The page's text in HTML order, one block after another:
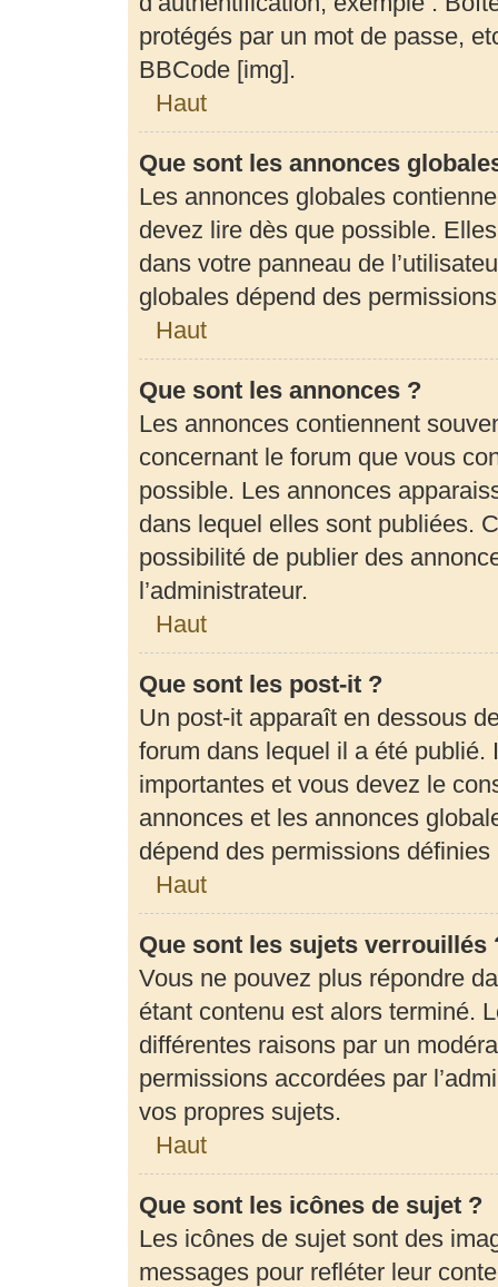
protégés par un mot de passe,
BBCode [img].
Haut
Que sont les annonces
Les annonces globales
devez lire dès que possible.
dans votre panneau de
globales dépend des
Haut
Que sont les annonces ?
Les annonces contiennent
concernant le forum que vous
possible. Les annonces
dans lequel elles sont publiées.
possibilité de publier des
l’administrateur.
Haut
Que sont les post-it ?
Un post-it apparaît en dessous
forum dans lequel il a été
importantes et vous devez le
annonces et les annonces
dépend des permissions définies
Haut
Que sont les sujets verrouillés
Vous ne pouvez plus répondre
étant contenu est alors terminé.
différentes raisons par un
permissions accordées par
vos propres sujets.
Haut
Que sont les icônes de sujet ?
Les icônes de sujet sont des
messages pour refléter leur